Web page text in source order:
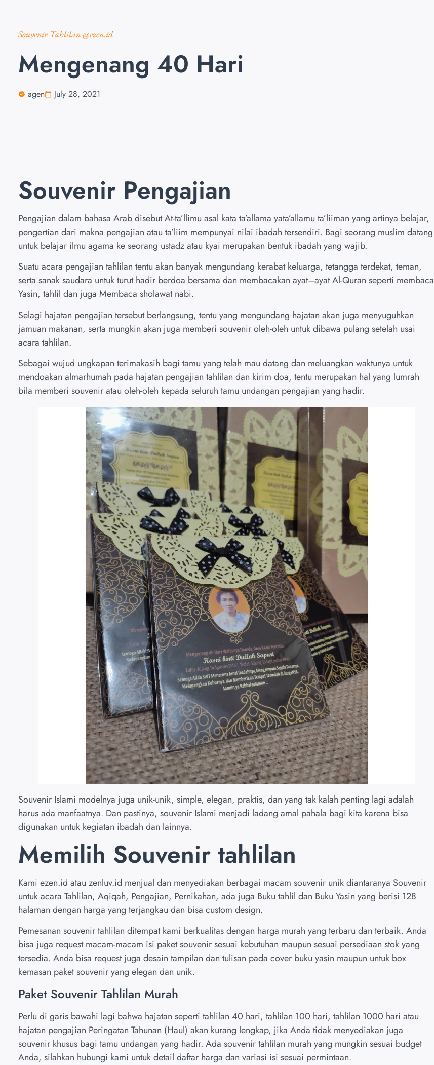
Souvenir Tahlilan @ezen.id
Mengenang 40 Hari
agen July 28, 2021
Souvenir Pengajian
Pengajian dalam bahasa Arab disebut At-ta’llimu asal kata ta’allama yata’allamu ta’liiman yang artinya belajar,
pengertian dari makna pengajian atau ta’liim mempunyai nilai ibadah tersendiri. Bagi seorang muslim datang
untuk belajar ilmu agama ke seorang ustadz atau kyai merupakan bentuk ibadah yang wajib.
Suatu acara pengajian tahlilan tentu akan banyak mengundang kerabat keluarga, tetangga terdekat, teman,
serta sanak saudara untuk turut hadir berdoa bersama dan membacakan ayat–ayat Al-Quran seperti membaca
Yasin, tahlil dan juga Membaca sholawat nabi.
Selagi hajatan pengajian tersebut berlangsung, tentu yang mengundang hajatan akan juga menyuguhkan
jamuan makanan, serta mungkin akan juga memberi souvenir oleh-oleh untuk dibawa pulang setelah usai
acara tahlilan.
Sebagai wujud ungkapan terimakasih bagi tamu yang telah mau datang dan meluangkan waktunya untuk
mendoakan almarhumah pada hajatan pengajian tahlilan dan kirim doa, tentu merupakan hal yang lumrah
bila memberi souvenir atau oleh-oleh kepada seluruh tamu undangan pengajian yang hadir.
Souvenir Islami modelnya juga unik-unik, simple, elegan, praktis, dan yang tak kalah penting lagi adalah
harus ada manfaatnya. Dan pastinya, souvenir Islami menjadi ladang amal pahala bagi kita karena bisa
digunakan untuk kegiatan ibadah dan lainnya.
Memilih Souvenir tahlilan
Kami ezen.id atau zenluv.id menjual dan menyediakan berbagai macam souvenir unik diantaranya Souvenir
untuk acara Tahlilan, Aqiqah, Pengajian, Pernikahan, ada juga Buku tahlil dan Buku Yasin yang berisi 128
halaman dengan harga yang terjangkau dan bisa custom design.
Pemesanan souvenir tahlilan ditempat kami berkualitas dengan harga murah yang terbaru dan terbaik. Anda
bisa juga request macam-macam isi paket souvenir sesuai kebutuhan maupun sesuai persediaan stok yang
tersedia. Anda bisa request juga desain tampilan dan tulisan pada cover buku yasin maupun untuk box
kemasan paket souvenir yang elegan dan unik.
Paket Souvenir Tahlilan Murah
Perlu di garis bawahi lagi bahwa hajatan seperti tahlilan 40 hari, tahlilan 100 hari, tahlilan 1000 hari atau
hajatan pengajian Peringatan Tahunan (Haul) akan kurang lengkap, jika Anda tidak menyediakan juga
souvenir khusus bagi tamu undangan yang hadir. Ada souvenir tahlilan murah yang mungkin sesuai budget
Anda, silahkan hubungi kami untuk detail daftar harga dan variasi isi sesuai permintaan.